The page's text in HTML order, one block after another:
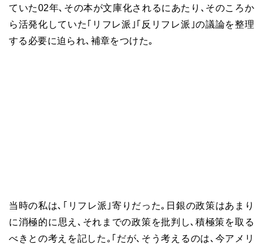
ていた02年､その本が文庫化されるにあたり､そのころか
ら活発化していた｢リフレ派｣｢反リフレ派｣の議論を整理
する必要に迫られ､補章をつけた｡
当時の私は､｢リフレ派｣寄りだった｡日銀の政策はあまり
に消極的に思え､それまでの政策を批判し､積極策を取る
べきとの考えを記した｡｢だが､そう考えるのは､今アメリ